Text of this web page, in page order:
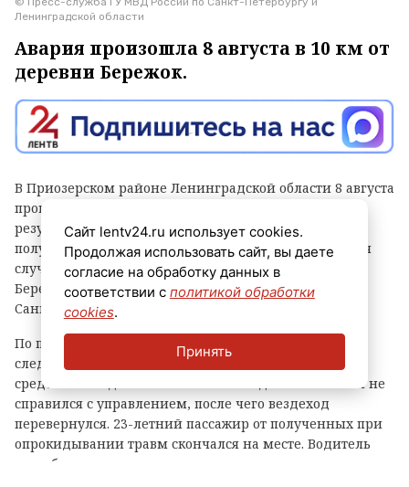
Ленинградской области
Авария произошла 8 августа в 10 км от
деревни Бережок.
В Приозерском районе Ленинградской области 8 августа
произошло опрокидывание снегоболотохода. В
результате аварии один человек погиб, а другой
получил травмы различной степени тяжести. Авария
случилась около 16:30 в 10 километрах от деревни
Бережок, сообщает пресс-служба ГУ МВД России по
Санкт-Петербургу и Ленинградской области.
По предварительным данным регионального
следственного управления, за рулем транспортного
средства находился 23-летний молодой человек. Он не
справился с управлением, после чего вездеход
перевернулся. 23-летний пассажир от полученных при
опрокидывании травм скончался на месте. Водитель
снегоболотохода госпитализирован с повреждениями
Сайт lentv24.ru использует cookies.
Продолжая использовать сайт, вы даете
согласие на обработку данных в
соответствии с политикой обработки
cookies.
Принять